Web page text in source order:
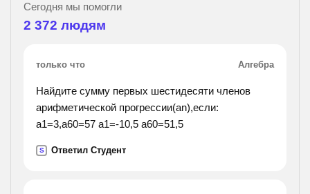
Сегодня мы помогли
2 372 людям
только что Алгебра
Найдите сумму первых шестидесяти членов
арифметической прогрессии(an),если:
a1=3,a60=57 а1=-10,5 a60=51,5
S Ответил Студент